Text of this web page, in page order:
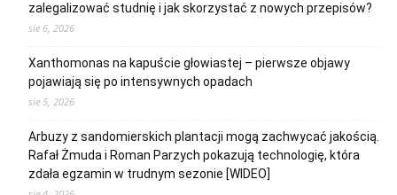
zalegalizować studnię i jak skorzystać z nowych przepisów?
sie 6, 2026
Xanthomonas na kapuście głowiastej – pierwsze objawy
pojawiają się po intensywnych opadach
sie 5, 2026
Arbuzy z sandomierskich plantacji mogą zachwycać jakością.
Rafał Żmuda i Roman Parzych pokazują technologię, która
zdała egzamin w trudnym sezonie [WIDEO]